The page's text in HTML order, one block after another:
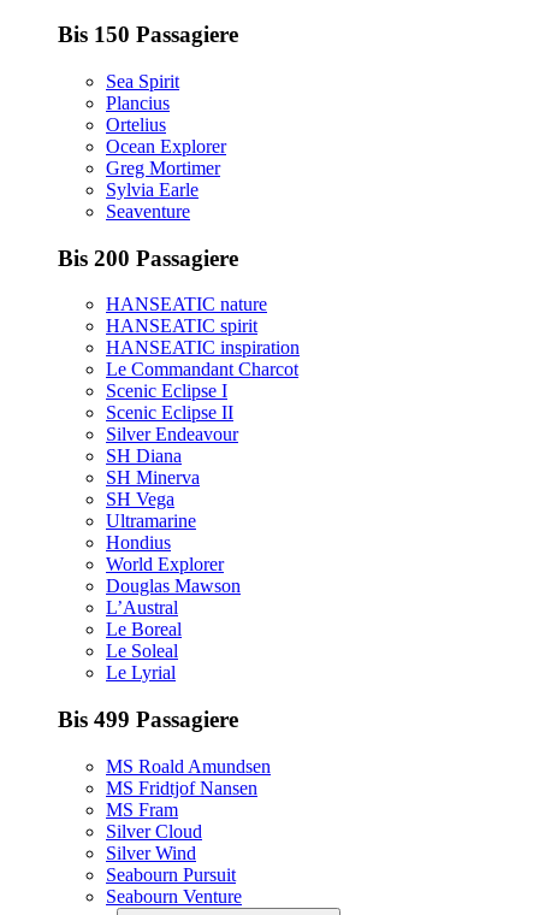
Bis 150 Passagiere
Sea Spirit
Plancius
Ortelius
Ocean Explorer
Greg Mortimer
Sylvia Earle
Seaventure
Bis 200 Passagiere
HANSEATIC nature
HANSEATIC spirit
HANSEATIC inspiration
Le Commandant Charcot
Scenic Eclipse I
Scenic Eclipse II
Silver Endeavour
SH Diana
SH Minerva
SH Vega
Ultramarine
Hondius
World Explorer
Douglas Mawson
L’Austral
Le Boreal
Le Soleal
Le Lyrial
Bis 499 Passagiere
MS Roald Amundsen
MS Fridtjof Nansen
MS Fram
Silver Cloud
Silver Wind
Seabourn Pursuit
Seabourn Venture